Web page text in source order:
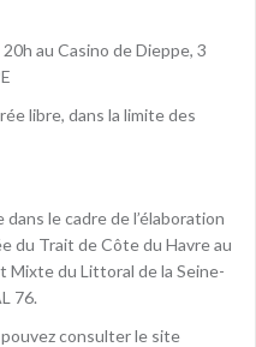
au Casino de Dieppe, 3
libre, dans la limite des
le cadre de l’élaboration
du Trait de Côte du Havre au
Mixte du Littoral de la Seine-
76.
consulter le site